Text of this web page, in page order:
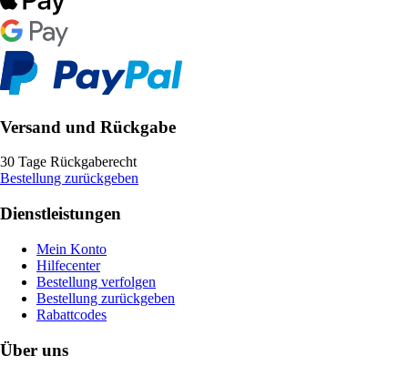
Versand und Rückgabe
30 Tage Rückgaberecht
Bestellung zurückgeben
Dienstleistungen
Mein Konto
Hilfecenter
Bestellung verfolgen
Bestellung zurückgeben
Rabattcodes
Über uns